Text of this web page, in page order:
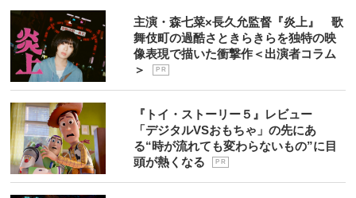
主演・森七菜×長久允監督『炎上』 歌
舞伎町の過酷さときらきらを独特の映
像表現で描いた衝撃作＜出演者コラム
＞
P R
『トイ・ストーリー５』レビュー
「デジタルVSおもちゃ」の先にあ
る“時が流れても変わらないもの”に目
頭が熱くなる
P R